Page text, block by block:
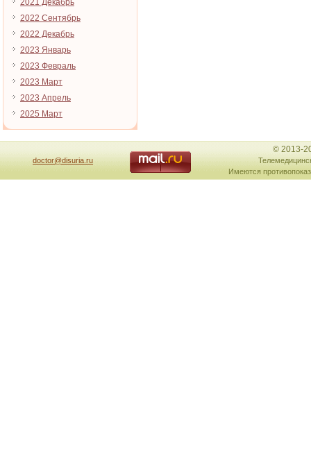
2021 Декабрь
2022 Сентябрь
2022 Декабрь
2023 Январь
2023 Февраль
2023 Март
2023 Апрель
2025 Март
doctor@disuria.ru
© 2013-
Имеются